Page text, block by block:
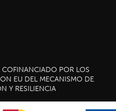
POR LOS
EU DEL MECANISMO DE
Y RESILIENCIA